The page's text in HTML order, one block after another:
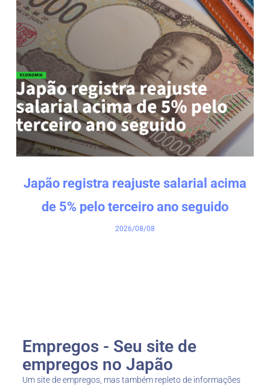
Japão registra reajuste salarial acima
de 5% pelo terceiro ano seguido
2026/08/08
Empregos - Seu site de
empregos no Japão
Um site de empregos, mas também repleto de informações